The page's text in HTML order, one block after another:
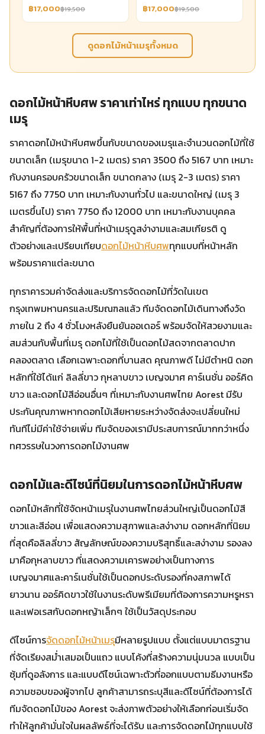
฿17,000฿19,500 ฿17,000฿19,500
ดูดอกไม้หน้าเมรุทั้งหมด
ดอกไม้หน้าหีบศพ ราคาเท่าไหร่ ทุกแบบ ทุกขนาด
เมรุ
ราคาดอกไม้หน้าหีบศพขึ้นกับขนาดของเมรุและจำนวนดอกไม้ที่ใช้
ขนาดเล็ก (เมรุขนาด 1-2 เมตร) ราคา 3500 ถึง 5167 บาท เหมาะ
กับงานครอบครัวขนาดเล็ก ขนาดกลาง (เมรุ 2-3 เมตร) ราคา
5167 ถึง 7750 บาท เหมาะกับงานทั่วไป และขนาดใหญ่ (เมรุ 3
เมตรขึ้นไป) ราคา 7750 ถึง 12000 บาท เหมาะกับงานบุคคล
สำคัญที่ต้องการให้พื้นที่หน้าเมรุดูสง่างามและสมเกียรติ ดู
ตัวอย่างและเปรียบเทียบดอกไม้หน้าหีบศพทุกแบบที่หน้าหลัก
พร้อมราคาแต่ละขนาด
ทุกราคารวมค่าจัดส่งและบริการจัดดอกไม้ที่วัดในเขต
กรุงเทพมหานครและปริมณฑลแล้ว ทีมจัดดอกไม้เดินทางถึงวัด
ภายใน 2 ถึง 4 ชั่วโมงหลังยืนยันออเดอร์ พร้อมจัดให้สวยงามและ
สมส่วนกับพื้นที่เมรุ ดอกไม้ที่ใช้เป็นดอกไม้สดจากตลาดปาก
คลองตลาด เลือกเฉพาะดอกที่บานสด คุณภาพดี ไม่มีตำหนิ ดอก
หลักที่ใช้ได้แก่ ลิลลี่ขาว กุหลาบขาว เบญจมาศ คาร์เนชั่น ออร์คิด
ขาว และดอกไม้สีอ่อนอื่นๆ ที่เหมาะกับงานศพไทย Aorest มีรับ
ประกันคุณภาพหากดอกไม้เสียหายระหว่างจัดส่งจะเปลี่ยนใหม่
ทันทีไม่มีค่าใช้จ่ายเพิ่ม ทีมจัดของเรามีประสบการณ์มากกว่าหนึ่ง
ทศวรรษในวงการดอกไม้งานศพ
ดอกไม้และดีไซน์ที่นิยมในการดอกไม้หน้าหีบศพ
ดอกไม้หลักที่ใช้จัดหน้าเมรุในงานศพไทยส่วนใหญ่เป็นดอกไม้สี
ขาวและสีอ่อน เพื่อแสดงความสุภาพและสง่างาม ดอกหลักที่นิยม
ที่สุดคือลิลลี่ขาว สัญลักษณ์ของความบริสุทธิ์และสง่างาม รองลง
มาคือกุหลาบขาว ที่แสดงความเคารพอย่างเป็นทางการ
เบญจมาศและคาร์เนชั่นใช้เป็นดอกประดับรองที่คงสภาพได้
ยาวนาน ออร์คิดขาวใช้ในงานระดับพรีเมียมที่ต้องการความหรูหรา
และเฟอเรสกับดอกหญ้าเล็กๆ ใช้เป็นวัสดุประกอบ
ดีไซน์การจัดดอกไม้หน้าเมรุมีหลายรูปแบบ ตั้งแต่แบบมาตรฐาน
ที่จัดเรียงสม่ำเสมอเป็นแถว แบบโค้งที่สร้างความนุ่มนวล แบบเป็น
ซุ้มที่ดูอลังการ และแบบดีไซน์เฉพาะตัวที่ออกแบบตามธีมงานหรือ
ความชอบของผู้จากไป ลูกค้าสามารถระบุสีและดีไซน์ที่ต้องการได้
ทีมจัดดอกไม้ของ Aorest จะส่งภาพตัวอย่างให้เลือกก่อนเริ่มจัด
ทำให้ลูกค้ามั่นใจในผลลัพธ์ที่จะได้รับ และการจัดดอกไม้ทุกแบบใช้